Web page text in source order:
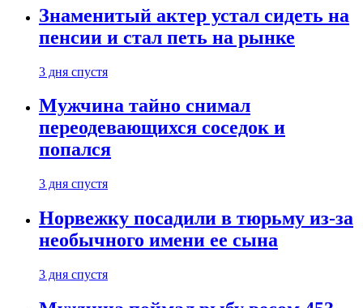
Знаменитый актер устал сидеть на
пенсии и стал петь на рынке
3 дня спустя
Мужчина тайно снимал
переодевающихся соседок и
попался
3 дня спустя
Норвежку посадили в тюрьму из-за
необычного имени ее сына
3 дня спустя